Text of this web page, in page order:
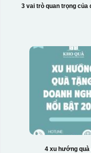
3 vai trò quan trọng của
4 xu hướng quà